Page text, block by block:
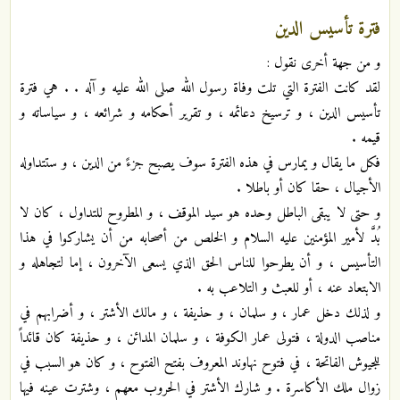
فترة تأسيس الدين
و من جهة أخرى نقول :
لقد كانت الفترة التي تلت وفاة رسول الله صلى الله عليه و آله . . هي فترة
تأسيس الدين ، و ترسيخ دعائمه ، و تقرير أحكامه و شرائعه ، و سياساته و
قيمه .
فكل ما يقال و يمارس في هذه الفترة سوف يصبح جزءً من الدين ، و ستتداوله
الأجيال ، حقا كان أو باطلا .
و حتى لا يبقى الباطل وحده هو سيد الموقف ، و المطروح للتداول ، كان لا
بُدَّ لأمير المؤمنين عليه السلام و الخلص من أصحابه من أن يشاركوا في هذا
التأسيس ، و أن يطرحوا للناس الحق الذي يسعى الآخرون ، إما لتجاهله و
الابتعاد عنه ، أو للعبث و التلاعب به .
و لذلك دخل عمار ، و سلمان ، و حذيفة ، و مالك الأشتر ، و أضرابهم في
مناصب الدولة ، فتولى عمار الكوفة ، و سلمان المدائن ، و حذيفة كان قائداً
للجيوش الفاتحة ، في فتوح نهاوند المعروف بفتح الفتوح ، و كان هو السبب في
زوال ملك الأكاسرة . و شارك الأشتر في الحروب معهم ، وشترت عينه فيها